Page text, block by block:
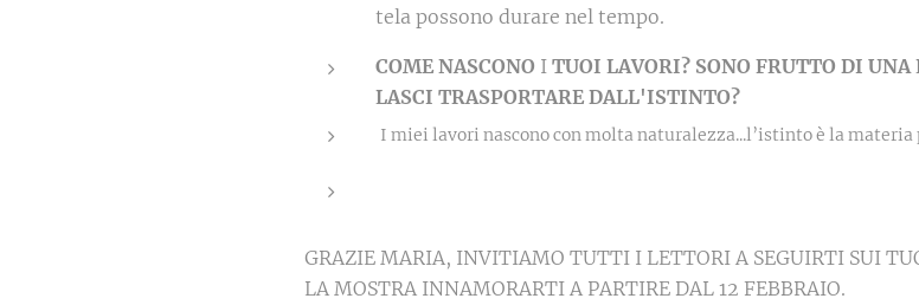
tela possono durare nel tempo.
COME NASCONO I TUOI LAVORI? SONO FRUTTO DI
LASCI TRASPORTARE DALL'ISTINTO?
I miei lavori nascono con molta naturalezza...l’istinto è la
GRAZIE MARIA, INVITIAMO TUTTI I LETTORI A SEGUIRTI SUI
LA MOSTRA INNAMORARTI A PARTIRE DAL 12 FEBBRAIO.